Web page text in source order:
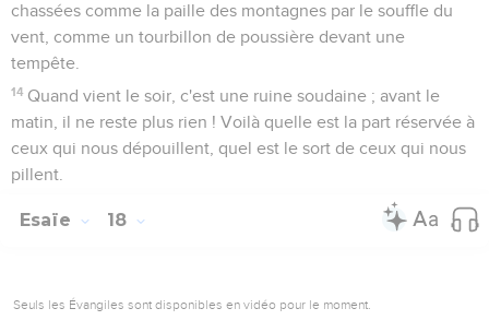
chassées comme la paille des montagnes par le souffle du
vent, comme un tourbillon de poussière devant une
tempête.
14 Quand vient le soir, c'est une ruine soudaine ; avant le
matin, il ne reste plus rien ! Voilà quelle est la part réservée à
ceux qui nous dépouillent, quel est le sort de ceux qui nous
pillent.
Esaïe 18
Seuls les Évangiles sont disponibles en vidéo pour le moment.